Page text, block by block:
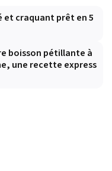
et craquant prêt en 5
boisson pétillante à
une recette express